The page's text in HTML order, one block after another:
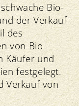
Bio-
der Verkauf
des
von Bio
Käufer und
festgelegt.
Verkauf von